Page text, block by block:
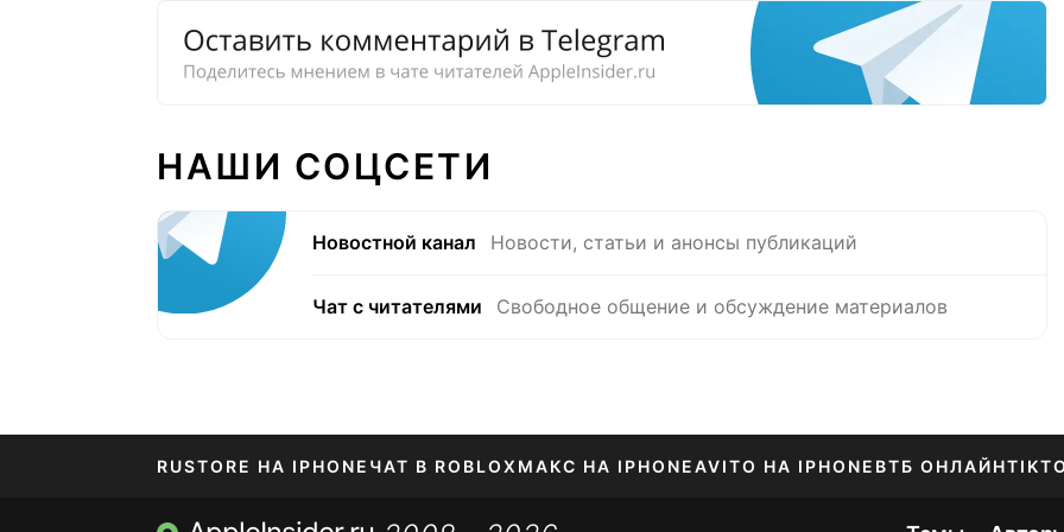
НАШИ СОЦСЕТИ
Новостной канал Новости, статьи и анонсы публикаций
Чат с читателями Свободное общение и обсуждение материалов
RUSTORE НА IPHONE ЧАТ В ROBLOX МАКС НА IPHONEAVITO НА IPHONE ВТБ ОНЛАЙН